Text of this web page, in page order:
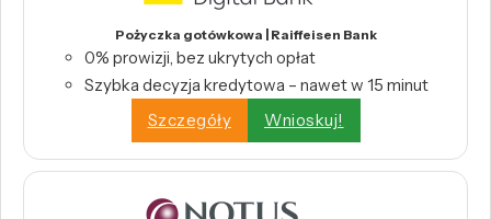
Pożyczka gotówkowa | Raiffeisen Bank
0% prowizji, bez ukrytych opłat
Szybka decyzja kredytowa – nawet w 15 minut
Szczegóły
Wnioskuj!